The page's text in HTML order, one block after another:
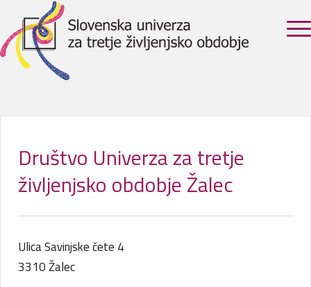
Društvo Univerza za tretje
življenjsko obdobje Žalec
Ulica Savinjske čete 4
3310 Žalec